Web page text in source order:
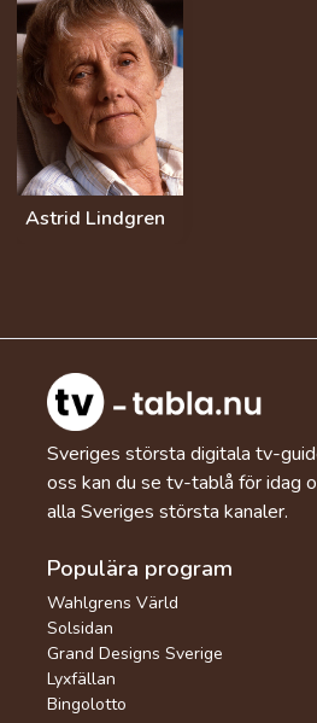
Astrid Lindgren
Sveriges största digitala tv-
oss kan du se tv-tablå för idag
alla Sveriges största kanaler.
Populära program
Wahlgrens Värld
Solsidan
Grand Designs Sverige
Lyxfällan
Bingolotto